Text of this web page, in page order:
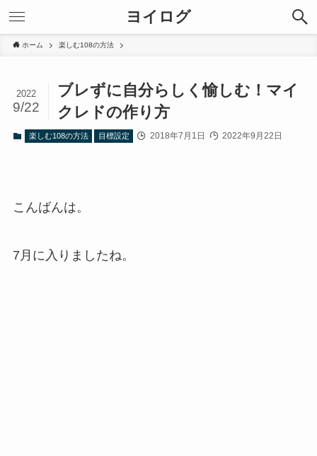
ヨイログ
ホーム 楽しむ108の方法
ブレずに自分らしく愉しむ！マイ
クレドの作り方
2022
9/22
楽しむ108の方法 目標設定 2018年7月1日 2022年9月22日
こんばんは。
7月に入りましたね。